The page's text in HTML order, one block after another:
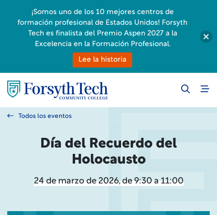
Todos los eventos
Día del Recuerdo del
Holocausto
24 de marzo de 2026, de 9:30 a 11:00
¡Somos uno de los 10 mejores centros de
formación profesional de Estados Unidos! Forsyth
Tech es finalista del Premio Aspen 2027 a la
Excelencia en la Formación Profesional.
Lee la historia